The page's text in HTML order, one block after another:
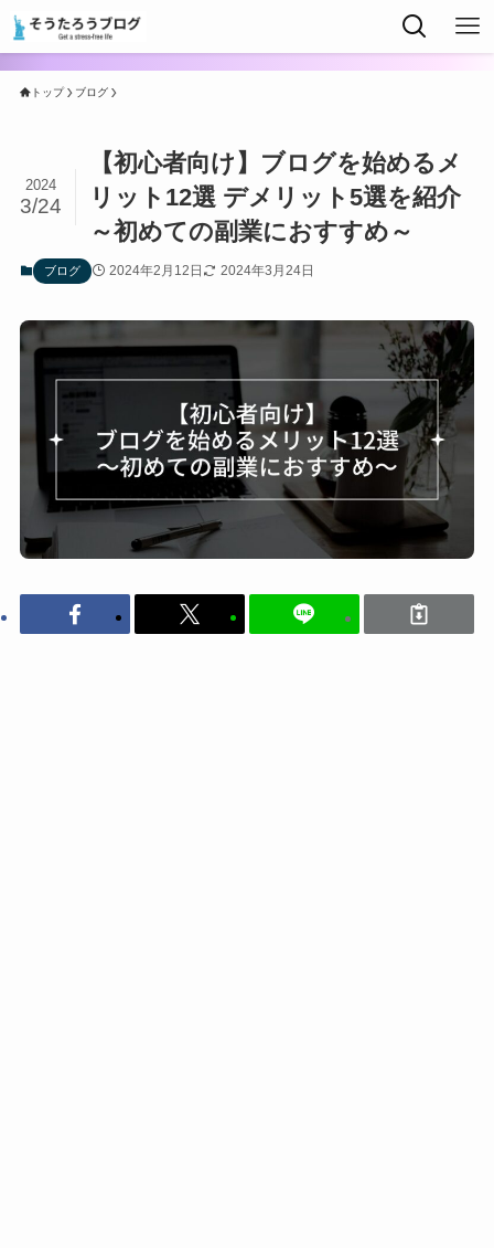
トップ ブログ
【初心者向け】ブログを始めるメ
リット12選 デメリット5選を紹介
～初めての副業におすすめ～
2024
3/24
ブログ 2024年2月12日 2024年3月24日